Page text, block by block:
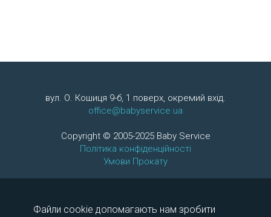
вул. О. Кошиця 9-б, 1 поверх, окремий вхід.
office@babyservice.ua
Copyright © 2005-2025 Baby Service
Політика конфіденційності
Умови Прокату
Статті
Файли cookie допомагають нам зробити